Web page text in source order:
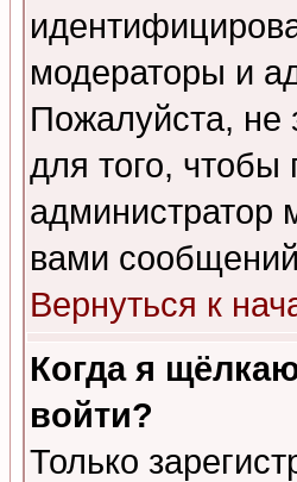
модераторы и
Пожалуйста,
для того, чтобы
администратор
вами
Вернуться к
Когда я
войти?
Только